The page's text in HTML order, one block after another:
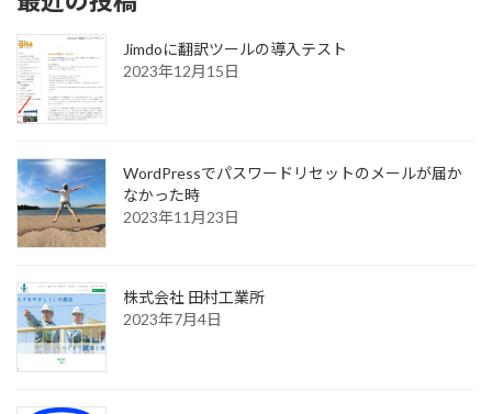
Jimdoに翻訳ツールの導入テスト
2023年12月15日
WordPressでパスワードリセットのメールが届か
なかった時
2023年11月23日
株式会社 田村工業所
2023年7月4日